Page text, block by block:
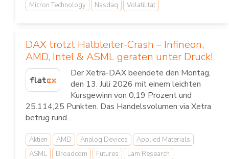
Micron Technology
Nasdaq Volatilität
DAX trotzt Halbleiter-Crash – Infineon,
AMD, Intel & ASML geraten unter Druck!
Der Xetra-DAX beendete den Montag,
den 13. Juli 2026 mit einem leichten
Kursgewinn von 0,19 Prozent und
25.114,25 Punkten. Das Handelsvolumen via Xetra
betrug rund...
Aktien AMD Analog Devices
Applied Materials
ASML
Broadcom Futures
Lam Research